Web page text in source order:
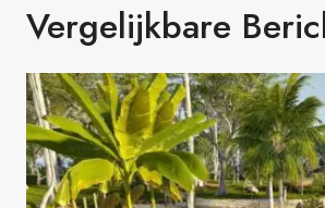
Vergelijkbare